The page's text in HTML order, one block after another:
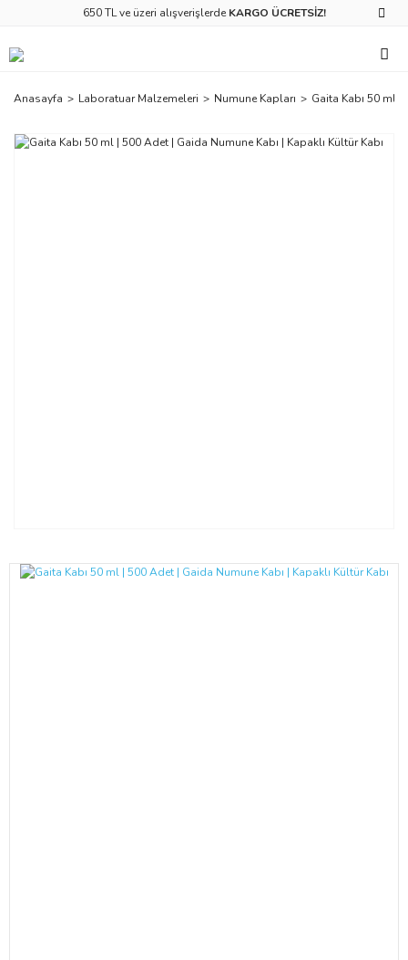
650 TL ve üzeri alışverişlerde KARGO ÜCRETSİZ!
Anasayfa Laboratuar Malzemeleri Numune Kapları Gaita Kabı 50 ml |